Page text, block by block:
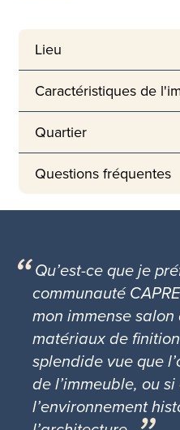
Lieu
Caractéristiques de
Quartier
Questions fréquentes
Qu’est-ce que je
communauté
mon immense
matériaux de
splendide vue que
de l’immeuble, ou si
l’environnement